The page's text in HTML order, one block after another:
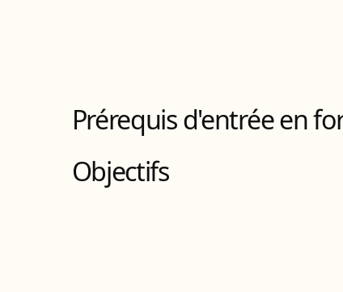
Bloc de compétences
Prérequis d'entrée en
Objectifs